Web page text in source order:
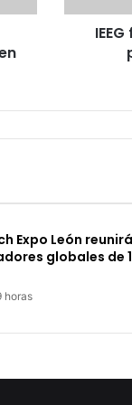
Expo León reunirá
globales de
horas